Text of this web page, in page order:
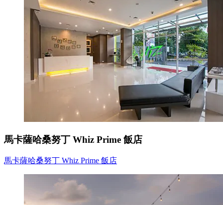
馬卡薩哈桑努丁 Whiz Prime 飯店
馬卡薩哈桑努丁 Whiz Prime 飯店